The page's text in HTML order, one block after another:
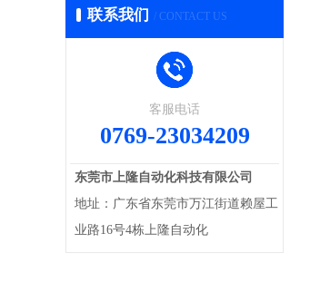
联系我们 / CONTACT US
客服电话
0769-23034209
东莞市上隆自动化科技有限公司
地址：广东省东莞市万江街道赖屋工
业路16号4栋上隆自动化